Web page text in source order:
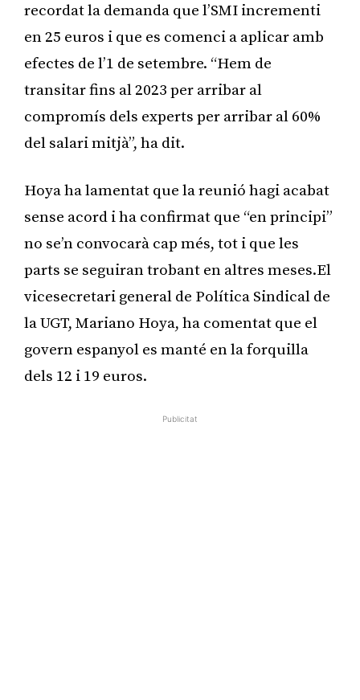
recordat la demanda que l’SMI incrementi
en 25 euros i que es comenci a aplicar amb
efectes de l’1 de setembre. “Hem de
transitar fins al 2023 per arribar al
compromís dels experts per arribar al 60%
del salari mitjà”, ha dit.
Hoya ha lamentat que la reunió hagi acabat
sense acord i ha confirmat que “en principi”
no se’n convocarà cap més, tot i que les
parts se seguiran trobant en altres meses.El
vicesecretari general de Política Sindical de
la UGT, Mariano Hoya, ha comentat que el
govern espanyol es manté en la forquilla
dels 12 i 19 euros.
Publicitat